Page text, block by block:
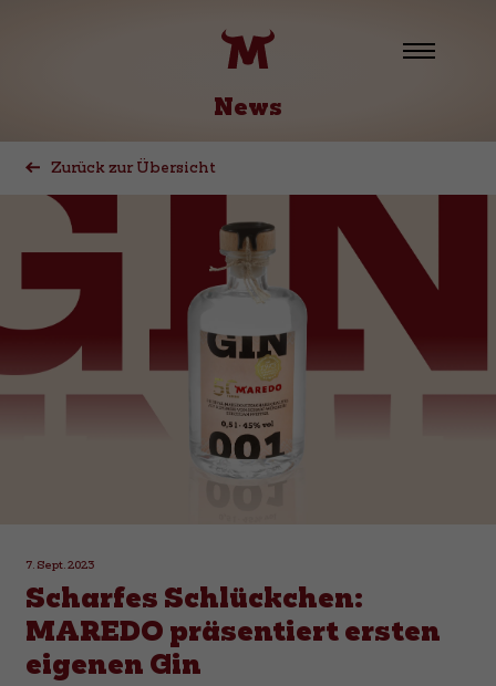
News
Zurück zur Übersicht
7. Sept. 2023
Scharfes Schlückchen:
MAREDO präsentiert ersten
eigenen Gin